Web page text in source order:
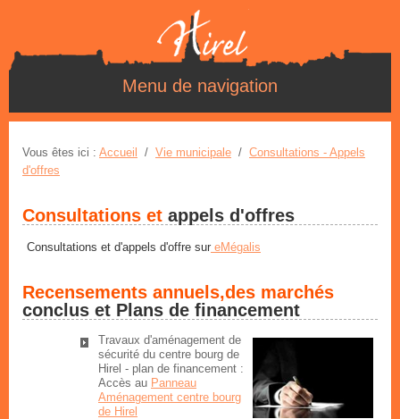
Menu de navigation
Vous êtes ici : Accueil / Vie municipale / Consultations - Appels
d'offres
Consultations et appels d'offres
Consultations et d'appels d'offre sur eMégalis
Recensements annuels,des marchés
conclus et Plans de financement
Travaux d'aménagement de
sécurité du centre bourg de
Hirel - plan de financement :
Accès au Panneau
Aménagement centre bourg
de Hirel